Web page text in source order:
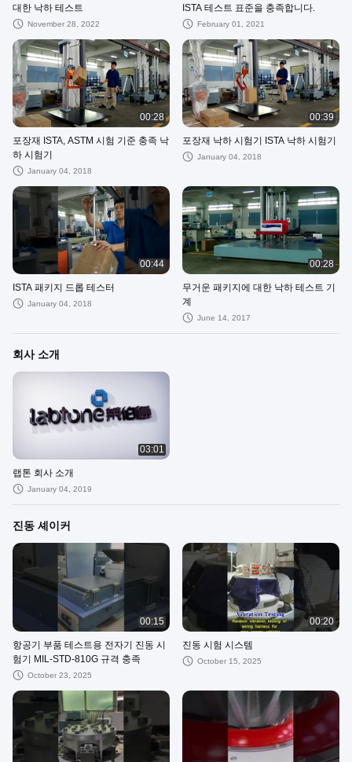
대한 낙하 테스트
November 28, 2022
ISTA 테스트 표준을 충족합니다.
February 01, 2021
00:28
포장재 ISTA, ASTM 시험 기준 충족 낙
하 시험기
January 04, 2018
00:39
포장재 낙하 시험기 ISTA 낙하 시험기
January 04, 2018
00:44
ISTA 패키지 드롭 테스터
January 04, 2018
00:28
무거운 패키지에 대한 낙하 테스트 기
계
June 14, 2017
회사 소개
03:01
랩톤 회사 소개
January 04, 2019
진동 셰이커
00:15
항공기 부품 테스트용 전자기 진동 시
험기 MIL-STD-810G 규격 충족
October 23, 2025
00:20
진동 시험 시스템
October 15, 2025